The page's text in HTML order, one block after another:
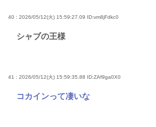
40 : 2026/05/12(火) 15:59:27.09 ID:vm8jFdkc0
シャブの王様
41 : 2026/05/12(火) 15:59:35.88 ID:ZAf9ga0X0
コカインって凄いな